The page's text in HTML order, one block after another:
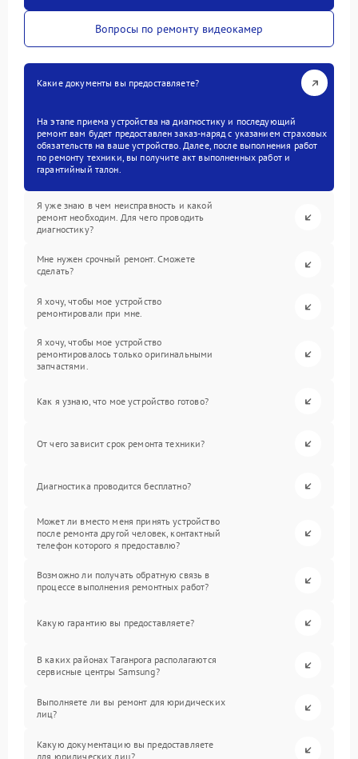
Вопросы по ремонту видеокамер
Какие документы вы предоставляете?
На этапе приема устройства на диагностику и последующий
ремонт вам будет предоставлен заказ-наряд с указанием страховых
обязательств на ваше устройство. Далее, после выполнения работ
по ремонту техники, вы получите акт выполненных работ и
гарантийный талон.
Я уже знаю в чем неисправность и какой
ремонт необходим. Для чего проводить
диагностику?
Мне нужен срочный ремонт. Сможете
сделать?
Я хочу, чтобы мое устройство
ремонтировали при мне.
Я хочу, чтобы мое устройство
ремонтировалось только оригинальными
запчастями.
Как я узнаю, что мое устройство готово?
От чего зависит срок ремонта техники?
Диагностика проводится бесплатно?
Может ли вместо меня принять устройство
после ремонта другой человек, контактный
телефон которого я предоставлю?
Возможно ли получать обратную связь в
процессе выполнения ремонтных работ?
Какую гарантию вы предоставляете?
В каких районах Таганрога располагаются
сервисные центры Samsung?
Выполняете ли вы ремонт для юридических
лиц?
Какую документацию вы предоставляете
для юридических лиц?